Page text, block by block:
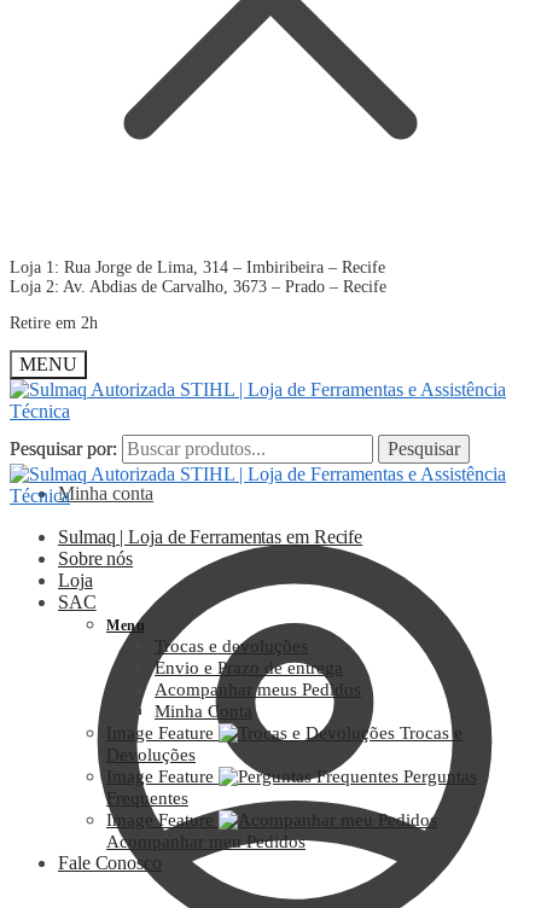
Loja 1: Rua Jorge de Lima, 314 – Imbiribeira – Recife
Loja 2: Av. Abdias de Carvalho, 3673 – Prado – Recife
Retire em 2h
MENU
Pesquisar por: Pesquisar
Minha conta
Pesquisar por: Pesquisar
Sulmaq | Loja de Ferramentas em Recife
Sobre nós
Loja
SAC
Menu
Trocas e devoluções
Envio e Prazo de entrega
Acompanhar meus Pedidos
Minha Conta
Image Feature
Trocas e
Devoluções
Image Feature
Perguntas
Frequentes
Image Feature
Acompanhar meu Pedidos
Fale Conosco